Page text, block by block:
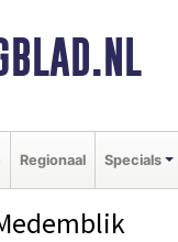
Regionaal Specials